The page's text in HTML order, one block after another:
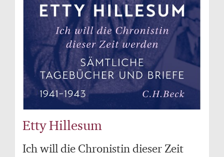
Etty Hillesum
Ich will die Chronistin dieser Zeit